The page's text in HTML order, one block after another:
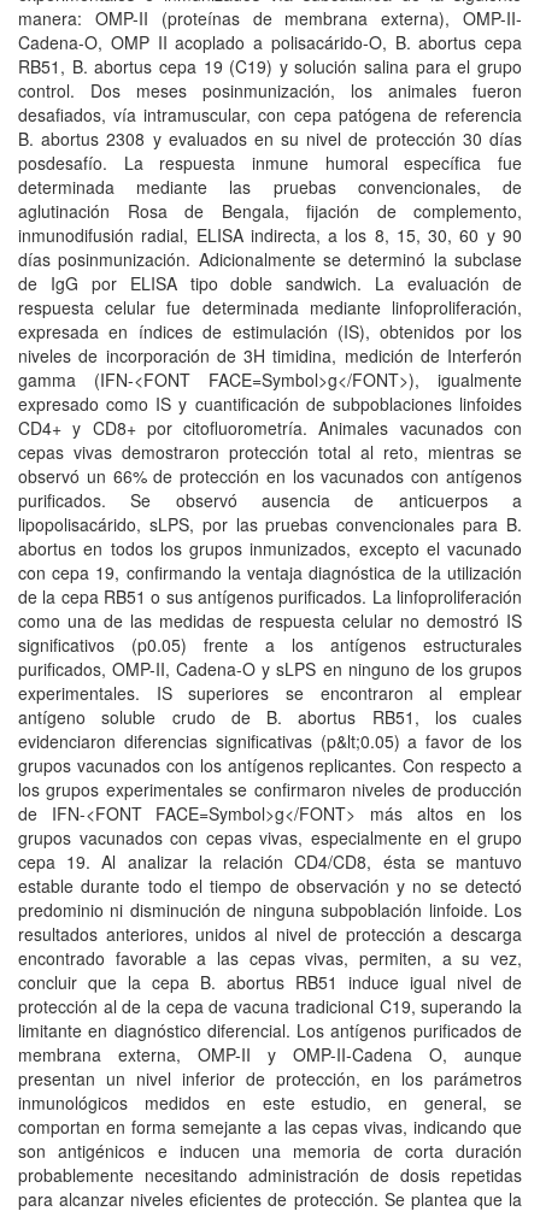
manera: OMP-II (proteínas de membrana externa), OMP-II-
Cadena-O, OMP II acoplado a polisacárido-O, B. abortus cepa
RB51, B. abortus cepa 19 (C19) y solución salina para el grupo
control. Dos meses posinmunización, los animales fueron
desafiados, vía intramuscular, con cepa patógena de referencia
B. abortus 2308 y evaluados en su nivel de protección 30 días
posdesafío. La respuesta inmune humoral específica fue
determinada mediante las pruebas convencionales, de
aglutinación Rosa de Bengala, fijación de complemento,
inmunodifusión radial, ELISA indirecta, a los 8, 15, 30, 60 y 90
días posinmunización. Adicionalmente se determinó la subclase
de IgG por ELISA tipo doble sandwich. La evaluación de
respuesta celular fue determinada mediante linfoproliferación,
expresada en índices de estimulación (IS), obtenidos por los
niveles de incorporación de 3H timidina, medición de Interferón
gamma (IFN-<FONT FACE=Symbol>g</FONT>), igualmente
expresado como IS y cuantificación de subpoblaciones linfoides
CD4+ y CD8+ por citofluorometría. Animales vacunados con
cepas vivas demostraron protección total al reto, mientras se
observó un 66% de protección en los vacunados con antígenos
purificados. Se observó ausencia de anticuerpos a
lipopolisacárido, sLPS, por las pruebas convencionales para B.
abortus en todos los grupos inmunizados, excepto el vacunado
con cepa 19, confirmando la ventaja diagnóstica de la utilización
de la cepa RB51 o sus antígenos purificados. La linfoproliferación
como una de las medidas de respuesta celular no demostró IS
significativos (p0.05) frente a los antígenos estructurales
purificados, OMP-II, Cadena-O y sLPS en ninguno de los grupos
experimentales. IS superiores se encontraron al emplear
antígeno soluble crudo de B. abortus RB51, los cuales
evidenciaron diferencias significativas (p&lt;0.05) a favor de los
grupos vacunados con los antígenos replicantes. Con respecto a
los grupos experimentales se confirmaron niveles de producción
de IFN-<FONT FACE=Symbol>g</FONT> más altos en los
grupos vacunados con cepas vivas, especialmente en el grupo
cepa 19. Al analizar la relación CD4/CD8, ésta se mantuvo
estable durante todo el tiempo de observación y no se detectó
predominio ni disminución de ninguna subpoblación linfoide. Los
resultados anteriores, unidos al nivel de protección a descarga
encontrado favorable a las cepas vivas, permiten, a su vez,
concluir que la cepa B. abortus RB51 induce igual nivel de
protección al de la cepa de vacuna tradicional C19, superando la
limitante en diagnóstico diferencial. Los antígenos purificados de
membrana externa, OMP-II y OMP-II-Cadena O, aunque
presentan un nivel inferior de protección, en los parámetros
inmunológicos medidos en este estudio, en general, se
comportan en forma semejante a las cepas vivas, indicando que
son antigénicos e inducen una memoria de corta duración
probablemente necesitando administración de dosis repetidas
para alcanzar niveles eficientes de protección. Se plantea que la